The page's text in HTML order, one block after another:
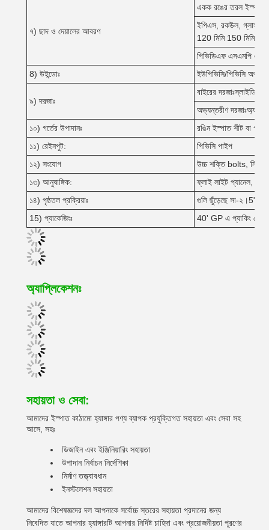
৭) ছাদ ও দেয়ালের আবরণ
একক রঙের তরল
ইপিএস, রকউল, গ্লাসউল,
120 মিমি 150 মিমি
পিভিডিএফ এসএমপি
8) উইন্ডোঃ
ইউপিভিসি/পিভিসি অথবা
৯) দরজাঃ
বাইরের দরজাঃস্লাইডিং
অভ্যন্তরীণ
১০) গর্তের উপাদানঃ
রঙিন ইস্পাত শীট বা
১১) রেইনপুট:
পিভিসি পাইপ
১২) সংযোগ
উচ্চ শক্তি bolts,
১৩) আনুষাঙ্গিক:
ফ্লাই লাইট প্যানেল,
১৪) পৃষ্ঠতল প্রক্রিয়াঃ
গুলি ছুঁড়েছে সা-২।5"দুই
15) প্যাকেজিংঃ
40' GP এ প্যাকিং লোড
অ্যাপ্লিকেশনঃ
সহায়তা ও সেবা:
আমাদের ইস্পাত কাঠামো হ্যাঙ্গার পণ্য ব্যাপক প্রযুক্তিগত সহায়তা এবং সেবা সহ
আসে, সহঃ
ডিজাইন এবং ইঞ্জিনিয়ারিং সহায়তা
উপাদান নির্বাচন নির্দেশিকা
নির্মাণ তত্ত্বাবধান
ইনস্টলেশন সহায়তা
আমাদের বিশেষজ্ঞদের দল আপনাকে সর্বোচ্চ স্তরের সহায়তা প্রদানের জন্য
নিবেদিত যাতে আপনার হ্যাঙ্গারটি আপনার নির্দিষ্ট চাহিদা এবং প্রয়োজনীয়তা পূরণের